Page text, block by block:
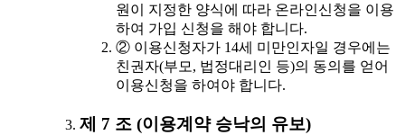
원이 지정한 양식에 따라 온라인신청을 이용
하여 가입 신청을 해야 합니다.
② 이용신청자가 14세 미만인자일 경우에는
친권자(부모, 법정대리인 등)의 동의를 얻어
이용신청을 하여야 합니다.
제 7 조 (이용계약 승낙의 유보)